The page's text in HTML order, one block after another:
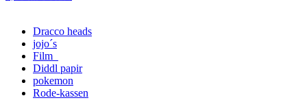
Dracco heads
jojo´s
Film
Diddl papir
pokemon
Rode-kassen